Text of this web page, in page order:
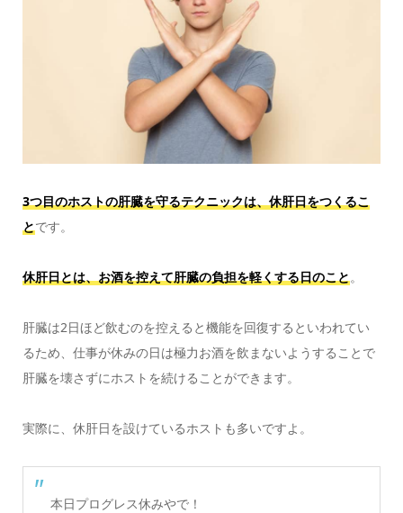
3つ目のホストの肝臓を守るテクニックは、休肝日をつくるこ
とです。
休肝日とは、お酒を控えて肝臓の負担を軽くする日のこと。
肝臓は2日ほど飲むのを控えると機能を回復するといわれてい
るため、仕事が休みの日は極力お酒を飲まないようすることで
肝臓を壊さずにホストを続けることができます。
実際に、休肝日を設けているホストも多いですよ。
本日プログレス休みやで！